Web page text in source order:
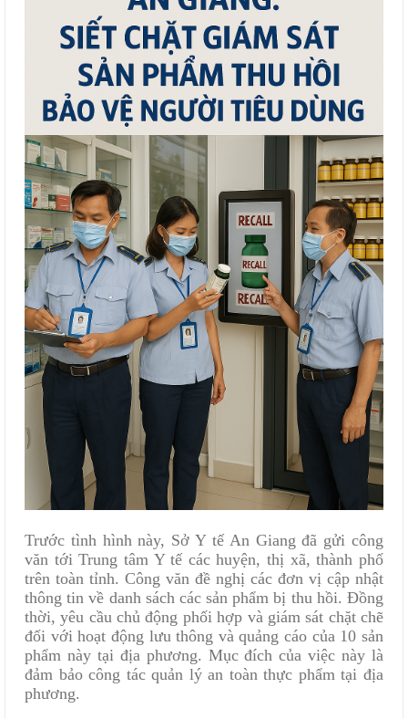
Trước tình hình này, Sở Y tế An Giang đã gửi công
văn tới Trung tâm Y tế các huyện, thị xã, thành phố
trên toàn tỉnh. Công văn đề nghị các đơn vị cập nhật
thông tin về danh sách các sản phẩm bị thu hồi. Đồng
thời, yêu cầu chủ động phối hợp và giám sát chặt chẽ
đối với hoạt động lưu thông và quảng cáo của 10 sản
phẩm này tại địa phương. Mục đích của việc này là
đảm bảo công tác quản lý an toàn thực phẩm tại địa
phương.